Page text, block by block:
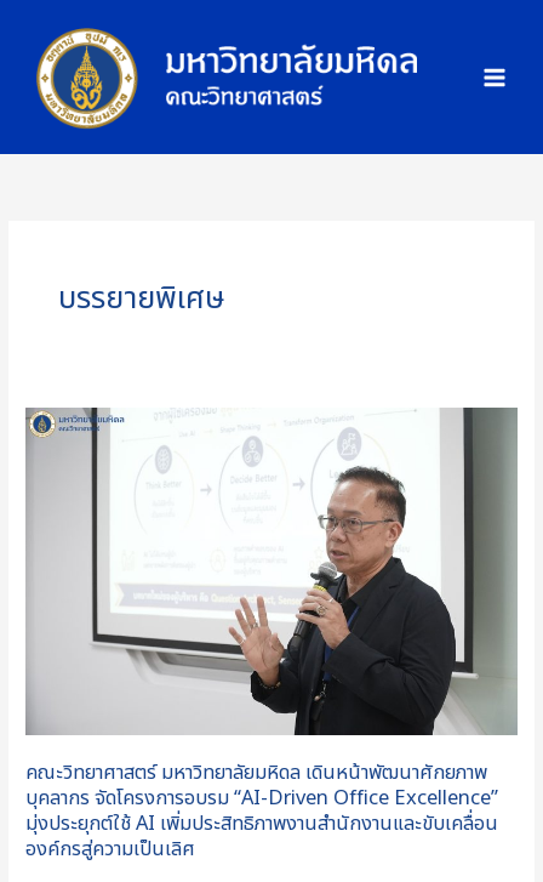
content
บรรยายพิเศษ
คณะวิทยาศาสตร์ มหาวิทยาลัยมหิดล เดินหน้าพัฒนาศักยภาพ
บุคลากร จัดโครงการอบรม “AI-Driven Office Excellence”
มุ่งประยุกต์ใช้ AI เพิ่มประสิทธิภาพงานสำนักงานและขับเคลื่อน
องค์กรสู่ความเป็นเลิศ
คณะ
“AI-
Driven
Office